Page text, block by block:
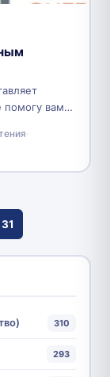
помогу вам
текущие
·
31
310
293